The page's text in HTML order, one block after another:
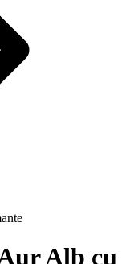
Alb cu